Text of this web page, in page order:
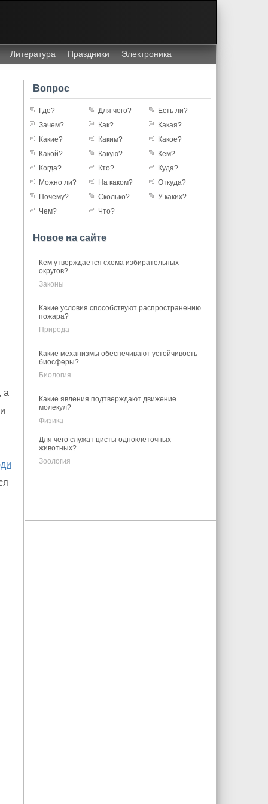
Литература Праздники Электроника
а
Вопрос
Где? Для чего?
Есть ли?
Зачем?
Как?
Какая?
Какие?
Каким?
Какое?
Какой?
Какую?
Кем?
Когда?
Кто?
Куда?
Можно ли?
На каком?
Откуда?
Почему?
Сколько?
У каких?
Чем?
Что?
Новое на сайте
Кем утверждается схема избирательных
округов?
Законы
Какие условия способствуют распространению
пожара?
Природа
Какие механизмы обеспечивают устойчивость
биосферы?
Биология
Какие явления подтверждают движение
молекул?
Физика
Для чего служат цисты одноклеточных
животных?
Зоология